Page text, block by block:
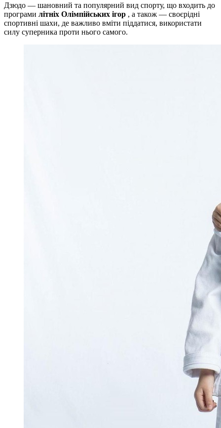
Дзюдо — шановний та популярний вид спорту, що входить до
програми літніх Олімпійських ігор , а також — своєрідні
спортивні шахи, де важливо вміти піддатися, використати
силу суперника проти нього самого.